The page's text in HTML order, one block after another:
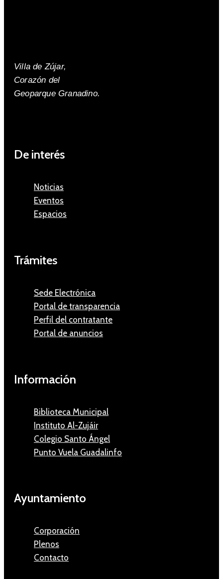
Villa de Zújar,
Corazón del
Geoparque Granadino.
De interés
Noticias
Eventos
Espacios
Trámites
Sede Electrónica
Portal de transparencia
Perfil del contratante
Portal de anuncios
Información
Biblioteca Municipal
Instituto Al-Zujáir
Colegio Santo Ángel
Punto Vuela Guadalinfo
Ayuntamiento
Corporación
Plenos
Contacto